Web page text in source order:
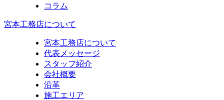
コラム
宮本工務店について
宮本工務店について
代表メッセージ
スタッフ紹介
会社概要
沿革
施工エリア